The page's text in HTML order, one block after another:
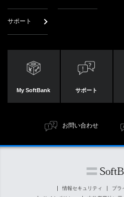
サポート
My SoftBank サポート
お問い合わせ
情報セキュリティ
プラ